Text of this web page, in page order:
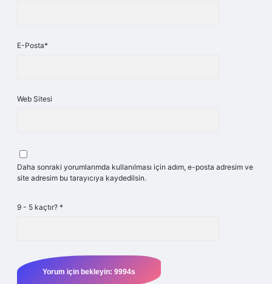
E-Posta*
Web Sitesi
Daha sonraki yorumlarımda kullanılması için adım, e-posta adresim ve
site adresim bu tarayıcıya kaydedilsin.
9 - 5 kaçtır? *